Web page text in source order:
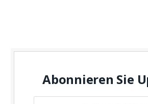
Abonnieren Sie